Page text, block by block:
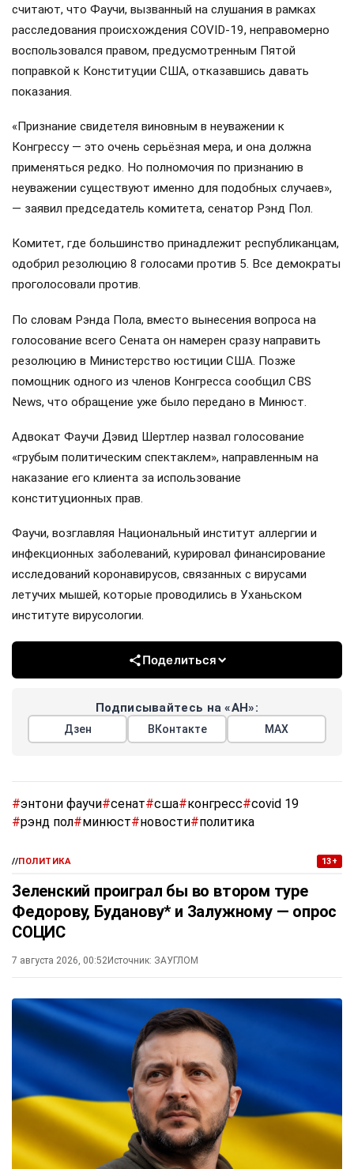
считают, что Фаучи, вызванный на слушания в рамках
расследования происхождения COVID-19, неправомерно
воспользовался правом, предусмотренным Пятой
поправкой к Конституции США, отказавшись давать
показания.
«Признание свидетеля виновным в неуважении к
Конгрессу — это очень серьёзная мера, и она должна
применяться редко. Но полномочия по признанию в
неуважении существуют именно для подобных случаев»,
— заявил председатель комитета, сенатор Рэнд Пол.
Комитет, где большинство принадлежит республиканцам,
одобрил резолюцию 8 голосами против 5. Все демократы
проголосовали против.
По словам Рэнда Пола, вместо вынесения вопроса на
голосование всего Сената он намерен сразу направить
резолюцию в Министерство юстиции США. Позже
помощник одного из членов Конгресса сообщил CBS
News, что обращение уже было передано в Минюст.
Адвокат Фаучи Дэвид Шертлер назвал голосование
«грубым политическим спектаклем», направленным на
наказание его клиента за использование
конституционных прав.
Фаучи, возглавляя Национальный институт аллергии и
инфекционных заболеваний, курировал финансирование
исследований коронавирусов, связанных с вирусами
летучих мышей, которые проводились в Уханьском
институте вирусологии.
Поделиться
Подписывайтесь на «АН»:
Дзен ВКонтакте МАХ
#энтони фаучи#сенат#сша#конгресс#covid 19
#рэнд пол#минюст#новости#политика
//ПОЛИТИКА 13+
Зеленский проиграл бы во втором туре
Федорову, Буданову* и Залужному — опрос
СОЦИС
7 августа 2026, 00:52Источник: ЗАУГЛОМ